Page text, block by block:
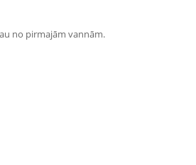
no pirmajām vannām.